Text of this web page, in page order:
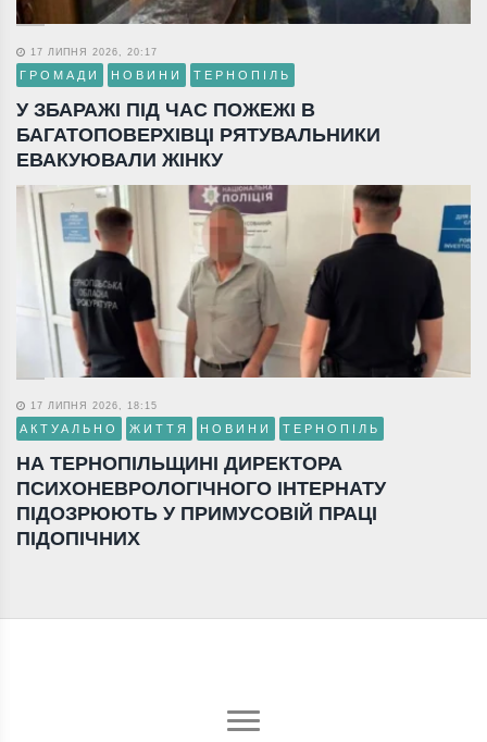
17 ЛИПНЯ 2026, 20:17
ГРОМАДИ НОВИНИ ТЕРНОПІЛЬ
У ЗБАРАЖІ ПІД ЧАС ПОЖЕЖІ В
БАГАТОПОВЕРХІВЦІ РЯТУВАЛЬНИКИ
ЕВАКУЮВАЛИ ЖІНКУ
17 ЛИПНЯ 2026, 18:15
АКТУАЛЬНО ЖИТТЯ НОВИНИ ТЕРНОПІЛЬ
НА ТЕРНОПІЛЬЩИНІ ДИРЕКТОРА
ПСИХОНЕВРОЛОГІЧНОГО ІНТЕРНАТУ
ПІДОЗРЮЮТЬ У ПРИМУСОВІЙ ПРАЦІ
ПІДОПІЧНИХ